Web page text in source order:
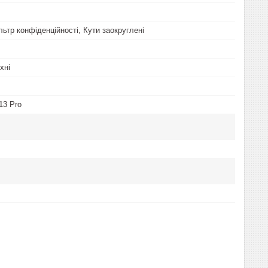
конфіденційності, Кути заокруглені
Pro